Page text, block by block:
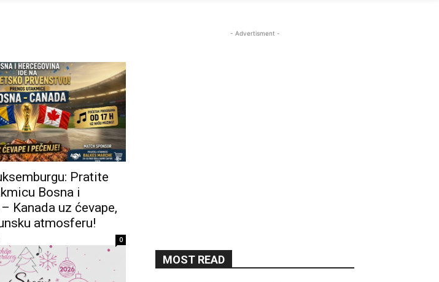
Pratite
Bosna i
Kanada uz ćevape,
atmosferu!
0
- Advertisment -
MOST READ